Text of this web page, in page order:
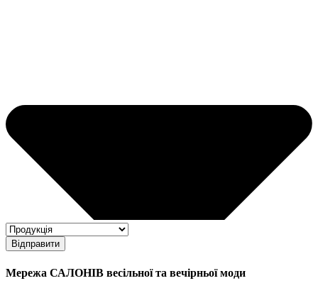
Відправити
Мережа САЛОНІВ весільної та вечірньої моди